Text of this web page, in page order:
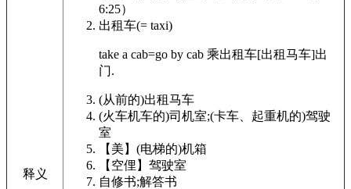
释义
6:25）
出租车(= taxi)
take a cab=go by cab 乘出租车[出租马车]出
门.
(从前的)出租马车
(火车机车的)司机室;(卡车、起重机的)驾驶
室
【美】 (电梯的)机箱
【空俚】 驾驶室
自修书;解答书